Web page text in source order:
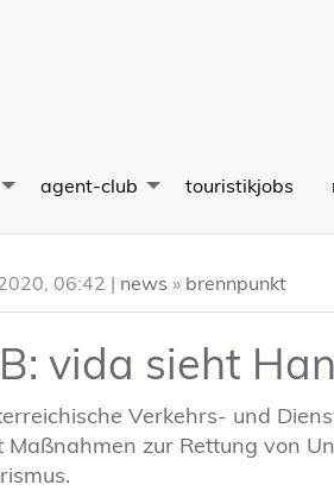
agent-club touristikjobs
06:42 | news » brennpunkt
vida sieht
Verkehrs- und
Maßnahmen zur Rettung von